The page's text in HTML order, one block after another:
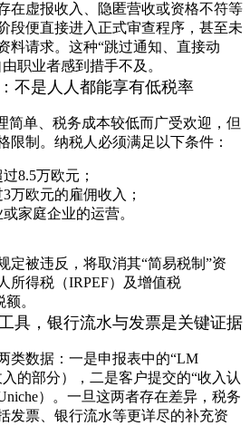
在虚报收入、隐匿营收或资格不符等
段便直接进入正式审查程序，甚至未
料请求。这种“跳过通知、直接动
职业者感到措手不及。
不是人人都能享有低税率
简单、税务成本较低而广受欢迎，但
限制。纳税人必须满足以下条件：
8.5万欧元；
万欧元的雇佣收入；
家庭企业的运营。
定被违反，将取消其“简易税制”资
所得税（IRPEF）及增值税
。
具，银行流水与发票是关键证据
类数据：一是申报表中的“LM
的部分），二是客户提交的“收入认
）。一旦这两者存在差异，税务
发票、银行流水等更详尽的补充资